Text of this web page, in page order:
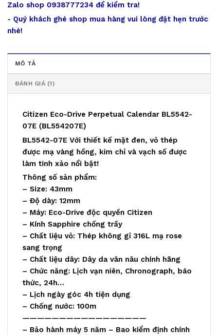
Zalo shop 0938777234 để kiểm tra!
- Quý khách ghé shop mua hàng vui lòng đặt hẹn trước
nhé!
MÔ TẢ
ĐÁNH GIÁ (1)
Citizen Eco-Drive Perpetual Calendar BL5542-
07E (BL554207E)
BL5542-07E Với thiết kế mặt đen, vỏ thép
được mạ vàng hồng, kim chỉ và vạch số được
làm tinh xảo nổi bật!
Thông số sản phẩm:
– Size: 43mm
– Độ dày: 12mm
– Máy: Eco-Drive độc quyền Citizen
– Kính Sapphire chống trầy
– Chất liệu vỏ: Thép không gỉ 316L mạ rose
sang trọng
– Chất liệu dây: Dây da vân nâu chính hãng
– Chức năng: Lịch vạn niên, Chronograph, báo
thức, 24h…
– Lịch ngày góc 4h tiện dụng
– Chống nước: 100m
—————————————————
– Bảo hành máy 5 năm – Bao kiểm định chính